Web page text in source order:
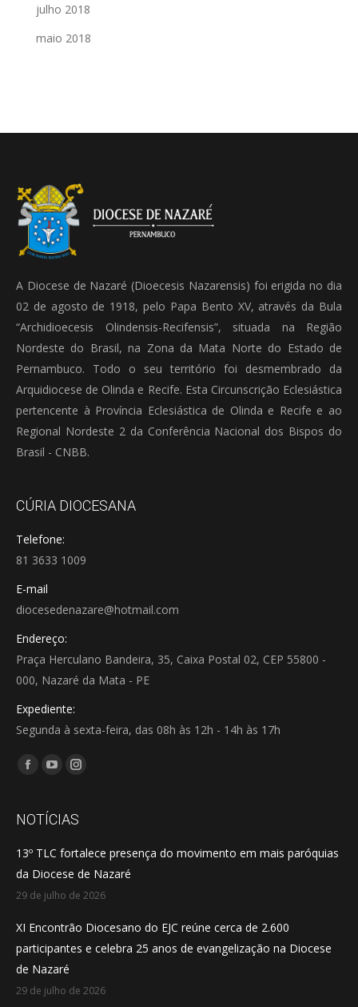
julho 2018
maio 2018
A Diocese de Nazaré (Dioecesis Nazarensis) foi erigida no dia
02 de agosto de 1918, pelo Papa Bento XV, através da Bula
“Archidioecesis Olindensis-Recifensis”, situada na Região
Nordeste do Brasil, na Zona da Mata Norte do Estado de
Pernambuco. Todo o seu território foi desmembrado da
Arquidiocese de Olinda e Recife. Esta Circunscrição Eclesiástica
pertencente à Província Eclesiástica de Olinda e Recife e ao
Regional Nordeste 2 da Conferência Nacional dos Bispos do
Brasil - CNBB.
CÚRIA DIOCESANA
Telefone:
81 3633 1009
E-mail
diocesedenazare@hotmail.com
Endereço:
Praça Herculano Bandeira, 35, Caixa Postal 02, CEP 55800 -
000, Nazaré da Mata - PE
Expediente:
Segunda à sexta-feira, das 08h às 12h - 14h às 17h
Encontre-nos em:
Facebook
opens
new
window
YouTube
opens
new
window
Instagram
opens
new
window
NOTÍCIAS
13º TLC fortalece presença do movimento em mais paróquias
da Diocese de Nazaré
29 de julho de 2026
XI Encontrão Diocesano do EJC reúne cerca de 2.600
participantes e celebra 25 anos de evangelização na Diocese
de Nazaré
29 de julho de 2026